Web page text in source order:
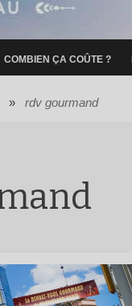
COMBIEN ÇA COÛTE ?
» rdv gourmand